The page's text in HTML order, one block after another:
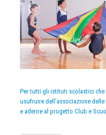
Per tutti gli istituti scolastici che
usufruire dell’associazione
e aderire al progetto Club e